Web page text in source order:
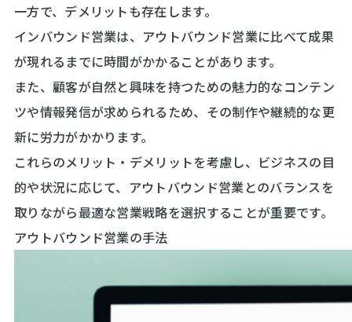
一方で、デメリットも存在します。
インバウンド営業は、アウトバウンド営業に比べて成果
が現れるまでに時間がかかることがあります。
また、顧客が自然と興味を持つための魅力的なコンテン
ツや情報発信が求められるため、その制作や継続的な更
新に労力がかかります。
これらのメリット・デメリットを考慮し、ビジネスの目
的や状況に応じて、アウトバウンド営業とのバランスを
取りながら最適な営業戦略を選択することが重要です。
アウトバウンド営業の手法